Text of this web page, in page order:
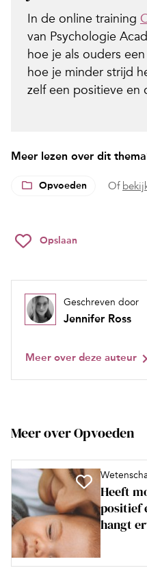
In de online training
van Psychologie
hoe je als ouders
hoe je minder strijd
zelf een positieve en
Meer lezen over dit
Opvoeden Of
Opslaan
Geschreven door
Jennifer Ross
Meer over deze auteur
Meer over Opvoeden
Heeft
positief
hangt